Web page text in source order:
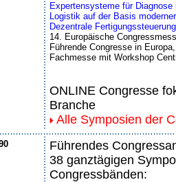
Expertensysteme für
Logistik auf der Basis
Dezentrale
14. Europäische
Führende Congresse in
Fachmesse mit Workshop
ONLINE Congresse
Branche
Alle Symposien der
Führendes
38 ganztägigen
Congressbänden: